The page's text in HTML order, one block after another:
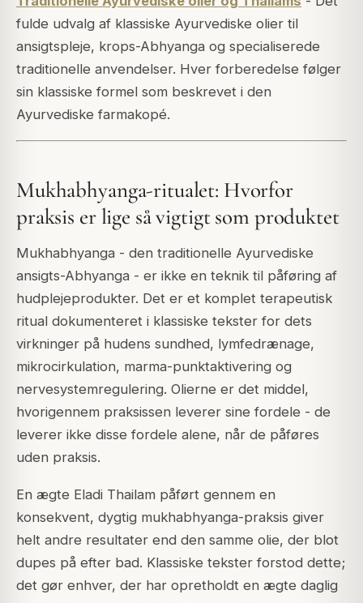
fulde udvalg af klassiske Ayurvediske olier til
ansigtspleje, krops-Abhyanga og specialiserede
traditionelle anvendelser. Hver forberedelse følger
sin klassiske formel som beskrevet i den
Ayurvediske farmakopé.
Mukhabhyanga-ritualet: Hvorfor
praksis er lige så vigtigt som produktet
Mukhabhyanga - den traditionelle Ayurvediske
ansigts-Abhyanga - er ikke en teknik til påføring af
hudplejeprodukter. Det er et komplet terapeutisk
ritual dokumenteret i klassiske tekster for dets
virkninger på hudens sundhed, lymfedrænage,
mikrocirkulation, marma-punktaktivering og
nervesystemregulering. Olierne er det middel,
hvorigennem praksissen leverer sine fordele - de
leverer ikke disse fordele alene, når de påføres
uden praksis.
En ægte Eladi Thailam påført gennem en
konsekvent, dygtig mukhabhyanga-praksis giver
helt andre resultater end den samme olie, der blot
dupes på efter bad. Klassiske tekster forstod dette;
det gør enhver, der har opretholdt en ægte daglig